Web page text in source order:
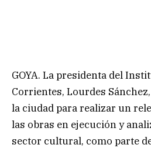
GOYA. La presidenta del
Corrientes, Lourdes
la ciudad para realizar un
las obras en ejecución y
sector cultural, como parte